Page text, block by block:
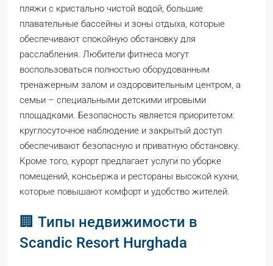
пляжи с кристально чистой водой, большие
плавательные бассейны и зоны отдыха, которые
обеспечивают спокойную обстановку для
расслабления. Любители фитнеса могут
воспользоваться полностью оборудованным
тренажерным залом и оздоровительным центром, а
семьи – специальными детскими игровыми
площадками. Безопасность является приоритетом:
круглосуточное наблюдение и закрытый доступ
обеспечивают безопасную и приватную обстановку.
Кроме того, курорт предлагает услуги по уборке
помещений, консьержа и рестораны высокой кухни,
которые повышают комфорт и удобство жителей.
🏢 Типы недвижимости в
Scandic Resort Hurghada